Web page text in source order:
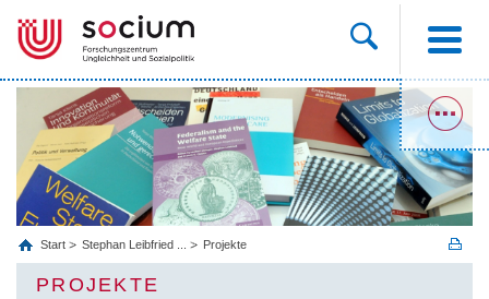
Start Stephan Leibfried ... Projekte
PROJEKTE